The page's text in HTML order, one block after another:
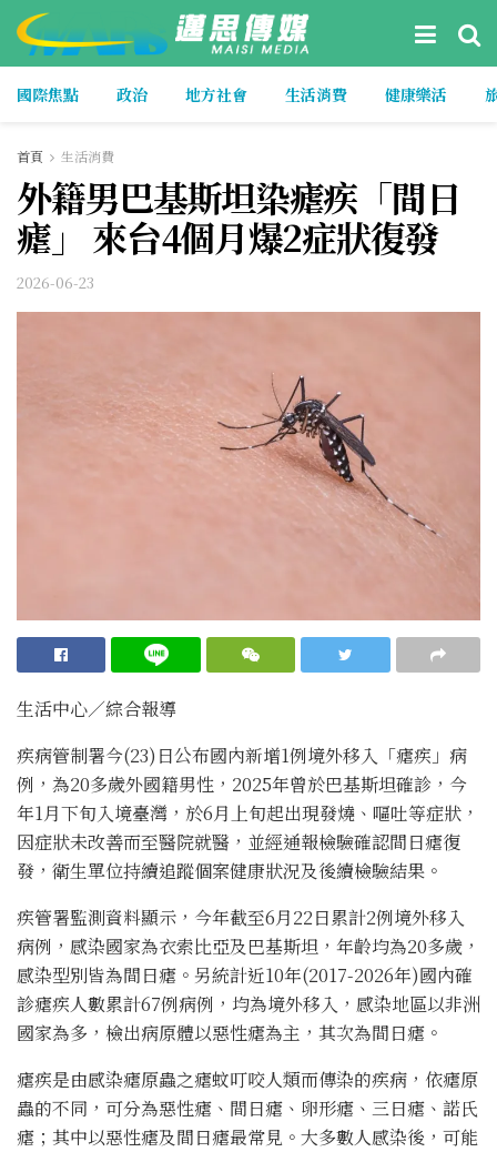
國際焦點 政治 地方社會 生活消費 健康樂活
首頁 生活消費
外籍男巴基斯坦染瘧疾「間日
瘧」 來台4個月爆2症狀復發
2026-06-23
生活中心／綜合報導
疾病管制署今(23)日公布國內新增1例境外移入「瘧疾」病
例，為20多歲外國籍男性，2025年曾於巴基斯坦確診，今
年1月下旬入境臺灣，於6月上旬起出現發燒、嘔吐等症狀，
因症狀未改善而至醫院就醫，並經通報檢驗確認間日瘧復
發，衛生單位持續追蹤個案健康狀況及後續檢驗結果。
疾管署監測資料顯示，今年截至6月22日累計2例境外移入
病例，感染國家為衣索比亞及巴基斯坦，年齡均為20多歲，
感染型別皆為間日瘧。另統計近10年(2017-2026年)國內確
診瘧疾人數累計67例病例，均為境外移入，感染地區以非洲
國家為多，檢出病原體以惡性瘧為主，其次為間日瘧。
瘧疾是由感染瘧原蟲之瘧蚊叮咬人類而傳染的疾病，依瘧原
蟲的不同，可分為惡性瘧、間日瘧、卵形瘧、三日瘧、諾氏
瘧；其中以惡性瘧及間日瘧最常見。大多數人感染後，可能